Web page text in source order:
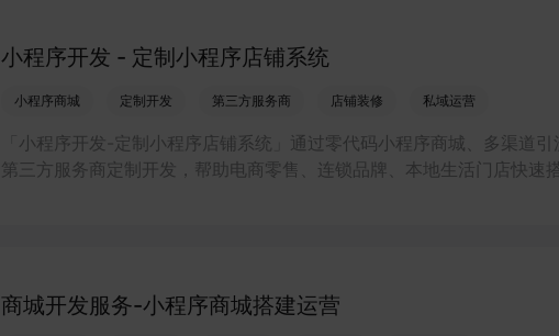
小程序开发 - 定制小程序店铺系统
小程序商城 定制开发 第三方服务商 店铺装修 私域运营
「小程序开发-定制小程序店铺系统」通过零代码小程序商城、多渠道引
第三方服务商定制开发，帮助电商零售、连锁品牌、本地生活门店快速
商城开发服务-小程序商城搭建运营